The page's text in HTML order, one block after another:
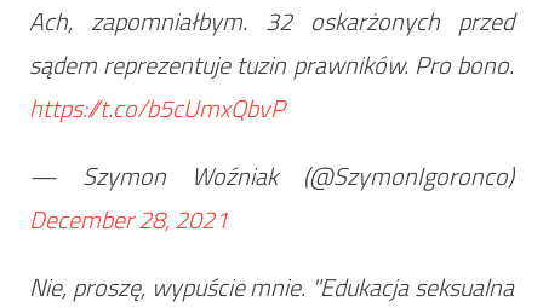
Ach, zapomniałbym. 32 oskarżonych przed
sądem reprezentuje tuzin prawników. Pro bono.
https://t.co/b5cUmxQbvP
— Szymon Woźniak (@SzymonIgoronco)
December 28, 2021
Nie, proszę, wypuście mnie. "Edukacja seksualna